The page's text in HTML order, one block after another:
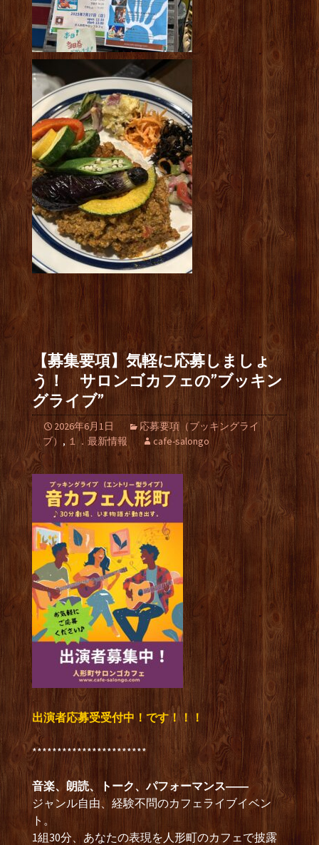
【募集要項】気軽に応募しましょ
う！ サロンゴカフェの”ブッキン
グライブ”
2026年6月1日
応募要項（ブッキングライ
ブ） , １．最新情報 cafe-salongo
出演者応募受受付中！です！！！
***********************
音楽、朗読、トーク、パフォーマンス――
ジャンル自由、経験不問のカフェライブイベン
ト。
1組30分、あなたの表現を人形町のカフェで披露